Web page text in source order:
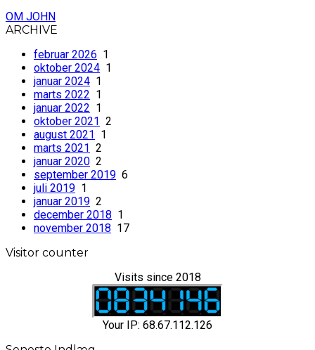
OM JOHN
ARCHIVE
februar 2026 1
oktober 2024 1
januar 2024 1
marts 2022 1
januar 2022 1
oktober 2021 2
august 2021 1
marts 2021 2
januar 2020 2
september 2019 6
juli 2019 1
januar 2019 2
december 2018 1
november 2018 17
Visitor counter
Visits since 2018
Your IP: 68.67.112.126